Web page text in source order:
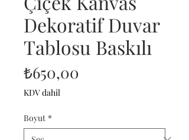
Dekoratif Duvar
Tablosu Baskılı
₺650,00
KDV dahil
Boyut *